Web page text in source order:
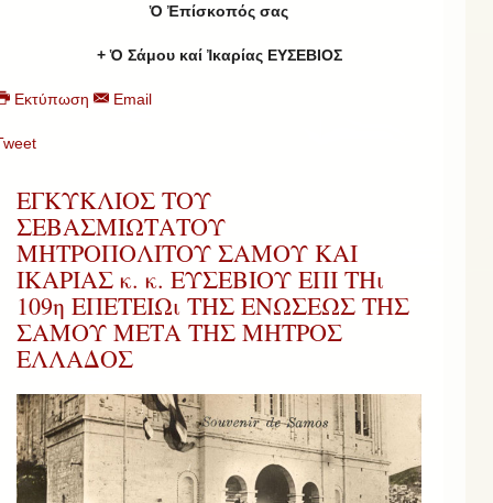
Ὁ Ἐπίσκοπός σας
+ Ὁ Σάμου καί Ἰκαρίας ΕΥΣΕΒΙΟΣ
Εκτύπωση Email
ΕΓΚΥΚΛΙΟΣ ΤΟΥ
ΣΕΒΑΣΜΙΩΤΑΤΟΥ
ΜΗΤΡΟΠΟΛΙΤΟΥ ΣΑΜΟΥ ΚΑΙ
ΙΚΑΡΙΑΣ κ. κ. ΕΥΣΕΒΙΟΥ ΕΠΙ ΤΗι
109η ΕΠΕΤΕΙΩι ΤΗΣ ΕΝΩΣΕΩΣ ΤΗΣ
ΣΑΜΟΥ ΜΕΤΑ ΤΗΣ ΜΗΤΡΟΣ
ΕΛΛΑΔΟΣ